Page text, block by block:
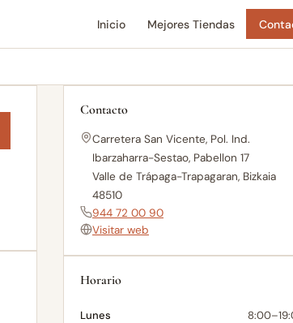
Inicio Mejores Tiendas
Contacto
Carretera San Vicente, Pol. Ind.
Ibarzaharra-Sestao, Pabellon 17
Valle de Trápaga-Trapagaran, Bizkaia
48510
944 72 00 90
Visitar web
Horario
Lunes